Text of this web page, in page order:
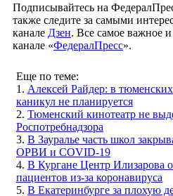
Подписывайтесь на
также следите за самыми
канале Дзен. Все самое важное
канале «ФедералПресс».
Еще по теме:
1. Алексей Райдер: в
каникул не планируется
2. Тюменский кинотеатр не
Роспотребнадзора
3. В Зауралье часть школ
ОРВИ и COVID-19
4. В Кургане Центр Илизарова
пациентов из-за коронавируса
5. В Екатеринбурге за плохую